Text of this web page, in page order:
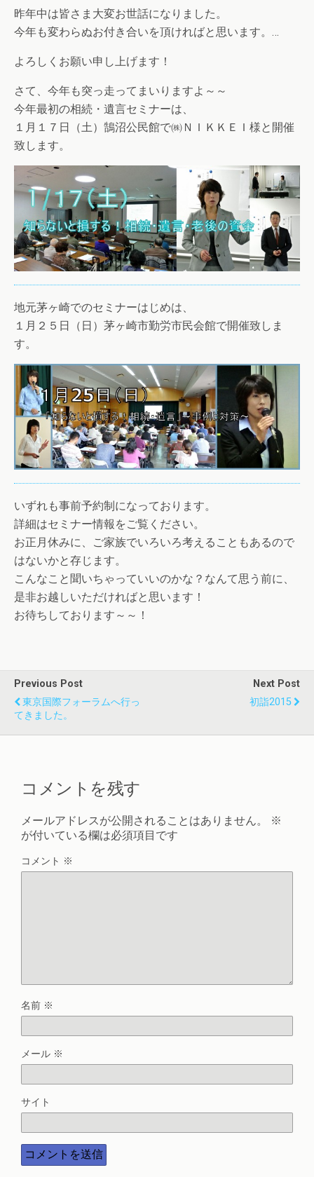
昨年中は皆さま大変お世話になりました。
今年も変わらぬお付き合いを頂ければと思います。 …
よろしくお願い申し上げます！
さて、今年も突っ走ってまいりますよ～～
今年最初の相続・遺言セミナーは、
１月１７日（土）鵠沼公民館で㈱ＮＩＫＫＥＩ様と開催
致します。
地元茅ヶ崎でのセミナーはじめは、
１月２５日（日）茅ヶ崎市勤労市民会館で開催致しま
す。
いずれも事前予約制になっております。
詳細はセミナー情報をご覧ください。
お正月休みに、ご家族でいろいろ考えることもあるので
はないかと存じます。
こんなこと聞いちゃっていいのかな？なんて思う前に、
是非お越しいただければと思います！
お待ちしております～～！
Previous Post
東京国際フォーラムへ行っ
てきました。
Next Post
初詣2015
コメントを残す
メールアドレスが公開されることはありません。
※
が付いている欄は必須項目です
コメント ※
名前 ※
メール ※
サイト